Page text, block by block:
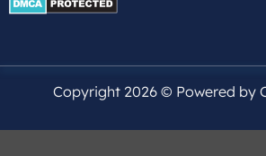
Copyright 2026 © Powered by